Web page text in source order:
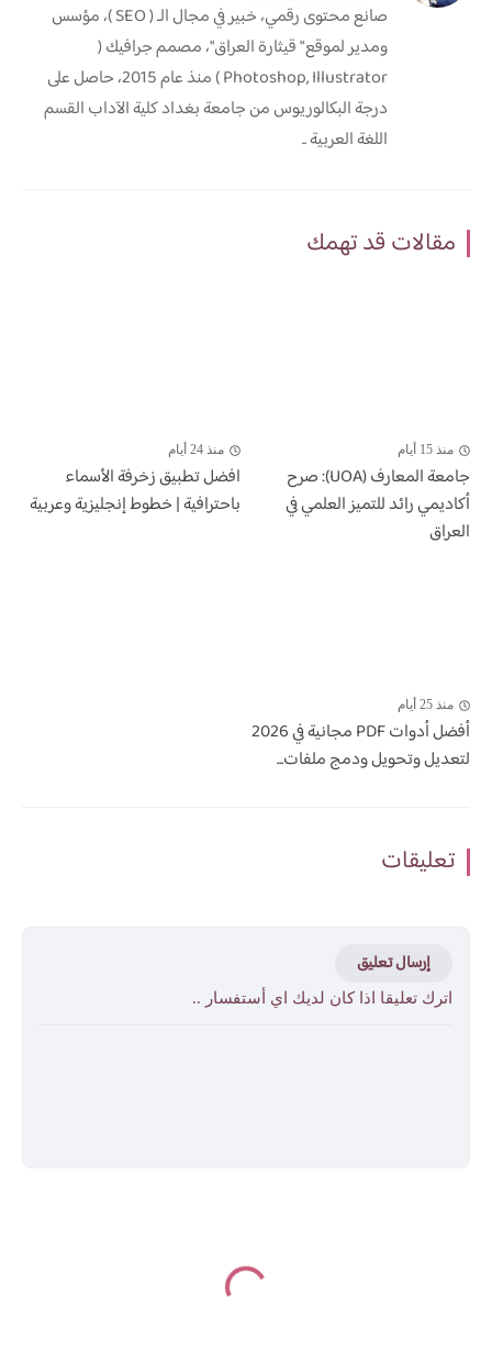
صانع محتوى رقمي، خبير في مجال الـ ( SEO )، مؤسس
ومدير لموقع " قيثارة العراق"، مصمم جرافيك (
Photoshop, Illustrator ) منذ عام 2015، حاصل على
درجة البكالوريوس من جامعة بغداد كلية الآداب القسم
اللغة العربية ..
مقالات قد تهمك
منذ 15 أيام
جامعة المعارف (UOA): صرح
أكاديمي رائد للتميز العلمي في
العراق
منذ 24 أيام
افضل تطبيق زخرفة الأسماء
باحترافية | خطوط إنجليزية وعربية
منذ 25 أيام
أفضل أدوات PDF مجانية في 2026
لتعديل وتحويل ودمج ملفات...
تعليقات
إرسال تعليق
اترك تعليقا اذا كان لديك اي أستفسار ..